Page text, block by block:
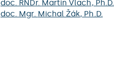
doc. RNDr. Martin Vlach, Ph.D.
doc. Mgr. Michal Žák, Ph.D.